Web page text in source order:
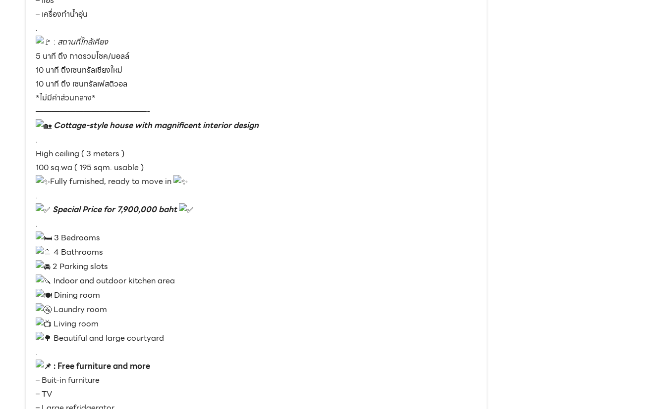
– เครื่องทำน้ำอุ่น
.
: สถานที่ใกล้เคียง
5 นาที ถึง กาดรวมโชค/มอลล์
10 นาที ถึงเซนทรัลเชียงใหม่
10 นาที ถึง เซนทรัลเฟสติวอล
*ไม่มีค่าส่วนกลาง*
——————————————-
Cottage-style house with magnificent interior design
.
High ceiling ( 3 meters )
100 sq.wa ( 195 sqm. usable )
Fully furnished, ready to move in
.
Special Price for 7,900,000 baht
.
3 Bedrooms
4 Bathrooms
2 Parking slots
Indoor and outdoor kitchen area
Dining room
Laundry room
Living room
Beautiful and large courtyard
.
: Free furniture and more
– Buit-in furniture
– TV